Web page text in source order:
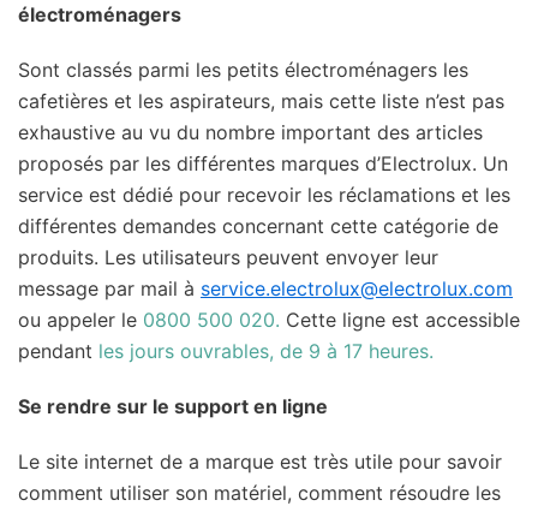
électroménagers
Sont classés parmi les petits électroménagers les
cafetières et les aspirateurs, mais cette liste n’est pas
exhaustive au vu du nombre important des articles
proposés par les différentes marques d’Electrolux. Un
service est dédié pour recevoir les réclamations et les
différentes demandes concernant cette catégorie de
produits. Les utilisateurs peuvent envoyer leur
message par mail à service.electrolux@electrolux.com
ou appeler le 0800 500 020. Cette ligne est accessible
pendant les jours ouvrables, de 9 à 17 heures.
Se rendre sur le support en ligne
Le site internet de a marque est très utile pour savoir
comment utiliser son matériel, comment résoudre les